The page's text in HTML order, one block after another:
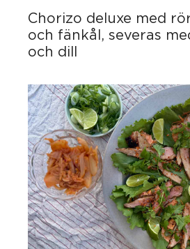
Chorizo deluxe med
och fänkål, severas
och dill